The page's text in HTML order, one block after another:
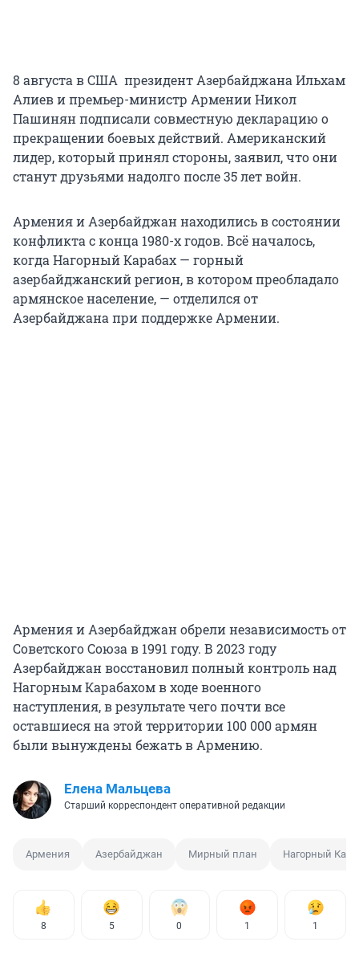
8 августа в США президент Азербайджана Ильхам
Алиев и премьер-министр Армении Никол
Пашинян подписали совместную декларацию о
прекращении боевых действий. Американский
лидер, который принял стороны, заявил, что они
станут друзьями надолго после 35 лет войн.
Армения и Азербайджан находились в состоянии
конфликта с конца 1980-х годов. Всё началось,
когда Нагорный Карабах — горный
азербайджанский регион, в котором преобладало
армянское население, — отделился от
Азербайджана при поддержке Армении.
Армения и Азербайджан обрели независимость от
Советского Союза в 1991 году. В 2023 году
Азербайджан восстановил полный контроль над
Нагорным Карабахом в ходе военного
наступления, в результате чего почти все
оставшиеся на этой территории 100 000 армян
были вынуждены бежать в Армению.
Елена Мальцева
Старший корреспондент оперативной редакции
Армения Азербайджан Мирный план Нагорный
8 5 0 1 1